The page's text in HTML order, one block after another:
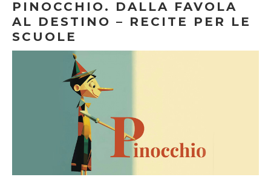
PINOCCHIO. DALLA FAVOLA
AL DESTINO – RECITE PER LE
SCUOLE